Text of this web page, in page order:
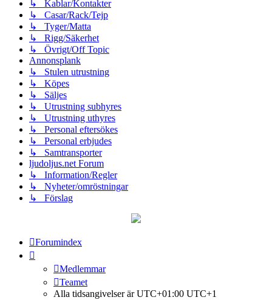
↳ Kablar/Kontakter
↳ Casar/Rack/Tejp
↳ Tyger/Matta
↳ Rigg/Säkerhet
↳ Övrigt/Off Topic
Annonsplank
↳ Stulen utrustning
↳ Köpes
↳ Säljes
↳ Utrustning subhyres
↳ Utrustning uthyres
↳ Personal eftersökes
↳ Personal erbjudes
↳ Samtransporter
ljudoljus.net Forum
↳ Information/Regler
↳ Nyheter/omröstningar
↳ Förslag
Forumindex
Medlemmar
Teamet
Alla tidsangivelser är UTC+01:00 UTC+1